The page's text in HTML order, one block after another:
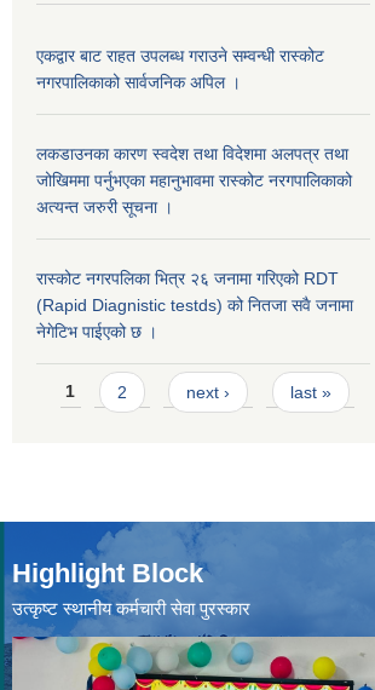
एकद्वार बाट राहत उपलब्ध गराउने सम्वन्धी रास्कोट
नगरपालिकाको सार्वजनिक अपिल ।
लकडाउनका कारण स्वदेश तथा विदेशमा अलपत्र तथा
जोखिममा पर्नुभएका महानुभावमा रास्कोट नरगपालिकाको
अत्यन्त जरुरी सूचना ।
रास्कोट नगरपलिका भित्र २६ जनामा गरिएको RDT
(Rapid Diagnistic testds) को नितजा सवै जनामा
नेगेटिभ पाईएको छ ।
Pages
1 2 next › last »
Highlight Block
उत्‍कृष्ट स्थानीय कर्मचारी सेवा पुरस्कार